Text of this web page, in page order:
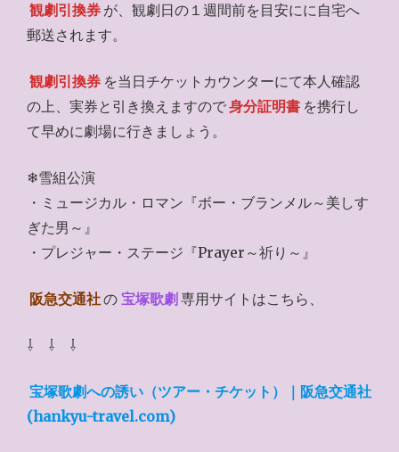
観劇引換券 が、観劇日の１週間前を目安にに自宅へ
郵送されます。
観劇引換券 を当日チケットカウンターにて本人確認
の上、実券と引き換えますので身分証明書 を携行し
て早めに劇場に行きましょう。
❄雪組公演
・ミュージカル・ロマン『ボー・ブランメル～美しす
ぎた男～』
・プレジャー・ステージ『Prayer～祈り～』
阪急交通社の 宝塚歌劇 専用サイトはこちら、
⇩ ⇩ ⇩
宝塚歌劇への誘い（ツアー・チケット）｜阪急交通社
(hankyu-travel.com)